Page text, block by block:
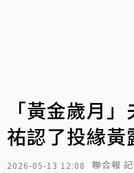
「黃金歲月
祐認了投緣黃
2026-05-13 12:08 聯合報